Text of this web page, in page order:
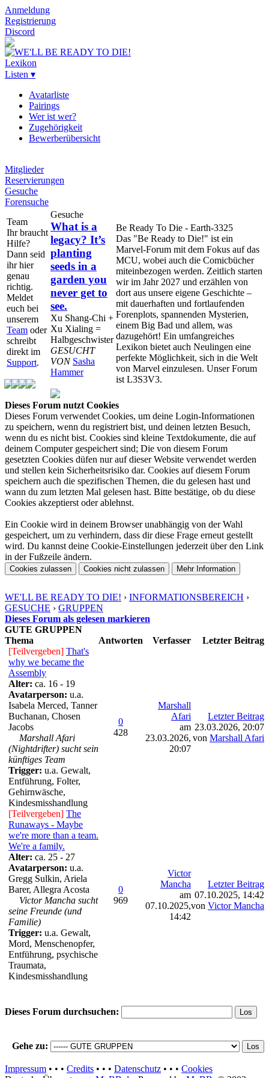
Anmeldung
Registrierung
Discord
Lexikon
Listen ▾
Avatarliste
Pairings
Wer ist wer?
Zugehörigkeit
Bewerberübersicht
Mitglieder
Reservierungen
Gesuche
Forensuche
Team
Ihr braucht
Hilfe?
Dann seid
ihr hier
genau
richtig.
Meldet
euch bei
unserem
Team oder
schreibt
direkt im
Support.
Gesuche
What is a
legacy? It’s
planting
seeds in a
garden you
never get to
see.
Xu Shang-Chi +
Xu Xialing =
Halbgeschwister
GESUCHT
VON Sasha
Hammer
Be Ready To Die - Earth-3325
Das "Be Ready to Die!" ist ein
Marvel-Forum mit dem Fokus auf das
MCU, wobei auch die Comicbücher
miteinbezogen werden. Zeitlich starten
wir im Jahr 2027 und erzählen von
dort aus unsere eigene Geschichte –
mit dauerhaften und fortlaufenden
Forenplots, spannenden Mysterien,
einem Big Bad und allem, was
dazugehört! Ein umfangreiches
Lexikon bietet auch Neulingen eine
perfekte Möglichkeit, sich in die Welt
von Marvel einzulesen. Unser Forum
ist L3S3V3.
Dieses Forum nutzt Cookies
Dieses Forum verwendet Cookies, um deine Login-Informationen
zu speichern, wenn du registriert bist, und deinen letzten Besuch,
wenn du es nicht bist. Cookies sind kleine Textdokumente, die auf
deinem Computer gespeichert sind; Die von diesem Forum
gesetzten Cookies düfen nur auf dieser Website verwendet werden
und stellen kein Sicherheitsrisiko dar. Cookies auf diesem Forum
speichern auch die spezifischen Themen, die du gelesen hast und
wann du zum letzten Mal gelesen hast. Bitte bestätige, ob du diese
Cookies akzeptierst oder ablehnst.
Ein Cookie wird in deinem Browser unabhängig von der Wahl
gespeichert, um zu verhindern, dass dir diese Frage erneut gestellt
wird. Du kannst deine Cookie-Einstellungen jederzeit über den Link
in der Fußzeile ändern.
WE'LL BE READY TO DIE! › INFORMATIONSBEREICH ›
GESUCHE › GRUPPEN
Dieses Forum als gelesen markieren
GUTE GRUPPEN
Thema
Antworten Verfasser
Letzter Beitrag
[Teilvergeben] That's
why we became the
Assembly
Alter: ca. 16 - 19
Avatarperson: u.a.
Isabela Merced, Tanner
Buchanan, Chosen
Jacobs
Marshall Afari
(Nightdrifter) sucht sein
künftiges Team
Trigger: u.a. Gewalt,
Entführung, Folter,
Gehirnwäsche,
Kindesmisshandlung
0
428
Marshall
Afari
am
23.03.2026,
20:07
Letzter Beitrag
23.03.2026, 20:07
von Marshall Afari
[Teilvergeben] The
Runaways - Maybe
we're more than a team.
We're a family.
Alter: ca. 25 - 27
Avatarperson: u.a.
Gregg Sulkin, Ariela
Barer, Allegra Acosta
Victor Mancha sucht
seine Freunde (und
Familie)
Trigger: u.a. Gewalt,
Mord, Menschenopfer,
Entführung, psychische
Traumata,
Kindesmisshandlung
0
969
Victor
Mancha
am
07.10.2025,
14:42
Letzter Beitrag
07.10.2025, 14:42
von Victor Mancha
Dieses Forum durchsuchen:
Gehe zu:
Impressum • • • Credits • • • Datenschutz • • • Cookies